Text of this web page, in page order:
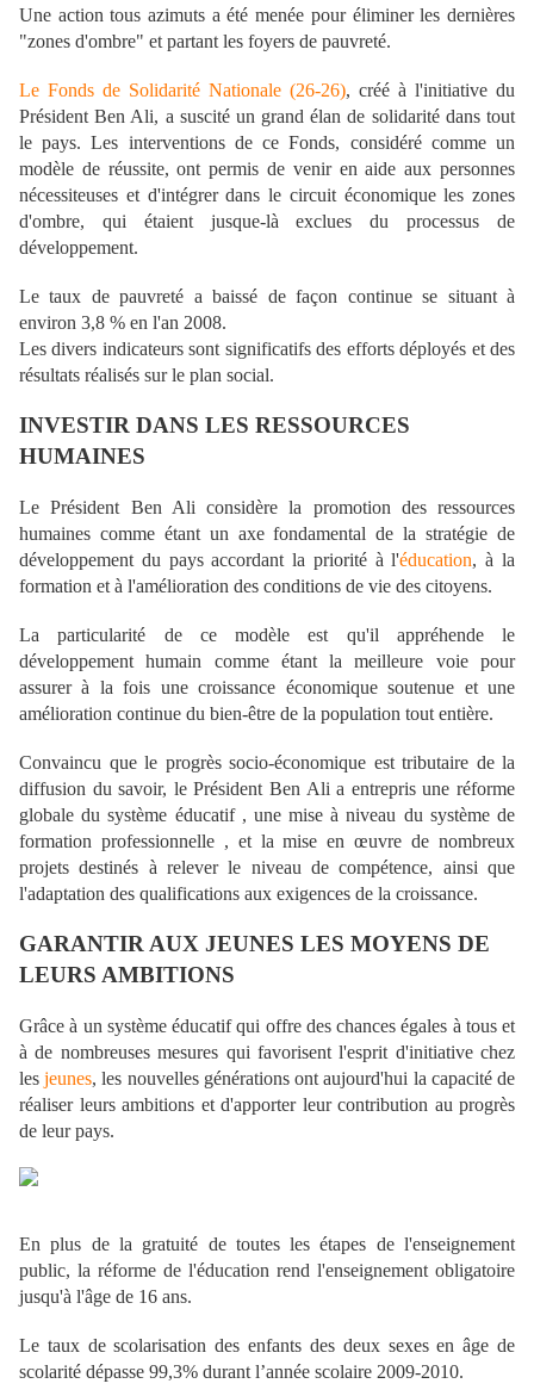
Une action tous azimuts a été menée pour éliminer les dernières
"zones d'ombre" et partant les foyers de pauvreté.
Le Fonds de Solidarité Nationale (26-26), créé à l'initiative du
Président Ben Ali, a suscité un grand élan de solidarité dans tout
le pays. Les interventions de ce Fonds, considéré comme un
modèle de réussite, ont permis de venir en aide aux personnes
nécessiteuses et d'intégrer dans le circuit économique les zones
d'ombre, qui étaient jusque-là exclues du processus de
développement.
Le taux de pauvreté a baissé de façon continue se situant à
environ 3,8 % en l'an 2008.
Les divers indicateurs sont significatifs des efforts déployés et des
résultats réalisés sur le plan social.
INVESTIR DANS LES RESSOURCES
HUMAINES
Le Président Ben Ali considère la promotion des ressources
humaines comme étant un axe fondamental de la stratégie de
développement du pays accordant la priorité à l'éducation, à la
formation et à l'amélioration des conditions de vie des citoyens.
La particularité de ce modèle est qu'il appréhende le
développement humain comme étant la meilleure voie pour
assurer à la fois une croissance économique soutenue et une
amélioration continue du bien-être de la population tout entière.
Convaincu que le progrès socio-économique est tributaire de la
diffusion du savoir, le Président Ben Ali a entrepris une réforme
globale du système éducatif , une mise à niveau du système de
formation professionnelle , et la mise en œuvre de nombreux
projets destinés à relever le niveau de compétence, ainsi que
l'adaptation des qualifications aux exigences de la croissance.
GARANTIR AUX JEUNES LES MOYENS DE
LEURS AMBITIONS
Grâce à un système éducatif qui offre des chances égales à tous et
à de nombreuses mesures qui favorisent l'esprit d'initiative chez
lesjeunes, les nouvelles générations ont aujourd'hui la capacité de
réaliser leurs ambitions et d'apporter leur contribution au progrès
de leur pays.
En plus de la gratuité de toutes les étapes de l'enseignement
public, la réforme de l'éducation rend l'enseignement obligatoire
jusqu'à l'âge de 16 ans.
Le taux de scolarisation des enfants des deux sexes en âge de
scolarité dépasse 99,3% durant l’année scolaire 2009-2010.